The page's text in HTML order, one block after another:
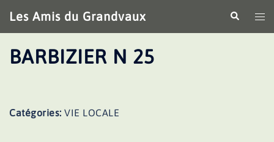
au
contenu
Les Amis du Grandvaux
le
BARBIZIER N 25
Catégories: VIE LOCALE